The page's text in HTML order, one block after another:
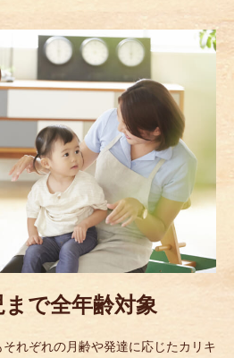
で全年齢対象
れぞれの月齢や発達に応じたカリキ